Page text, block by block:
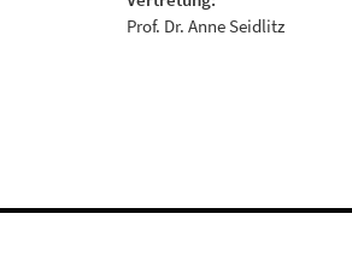
Prof. Dr. Anne Seidlitz